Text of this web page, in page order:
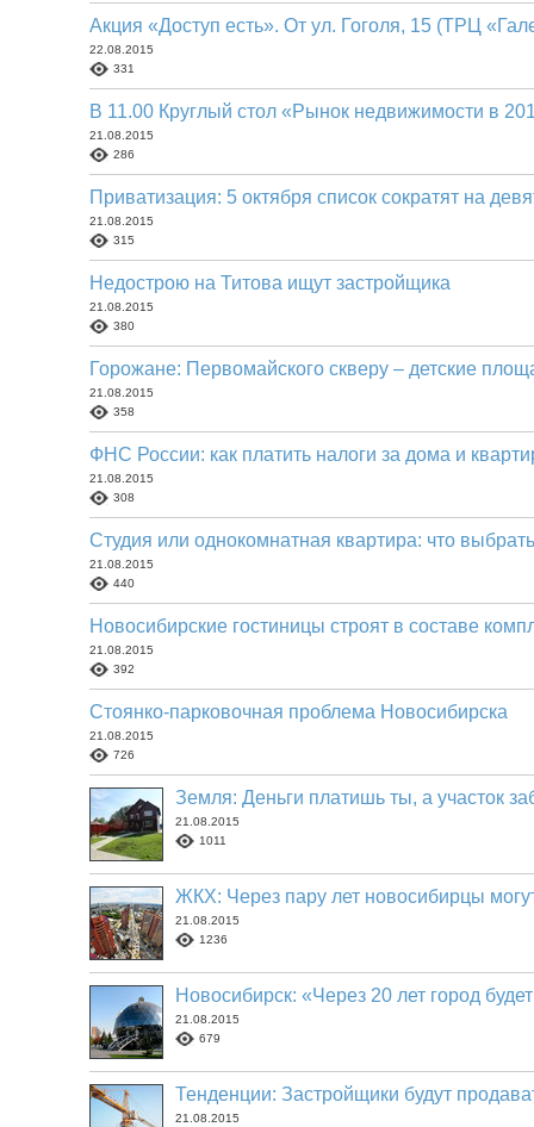
Акция «Доступ есть». От ул. Гоголя, 15 (ТРЦ
22.08.2015
331
В 11.00 Круглый стол «Рынок недвижимости в
21.08.2015
286
Приватизация: 5 октября список сократят на
21.08.2015
315
Недострою на Титова ищут застройщика
21.08.2015
380
Горожане: Первомайского скверу – детские
21.08.2015
358
ФНС России: как платить налоги за дома и
21.08.2015
308
Студия или однокомнатная квартира: что
21.08.2015
440
Новосибирские гостиницы строят в составе
21.08.2015
392
Стоянко-парковочная проблема Новосибирска
21.08.2015
726
Земля: Деньги платишь ты, а участок
21.08.2015
1011
ЖКХ: Через пару лет новосибирцы
21.08.2015
1236
Новосибирск: «Через 20 лет город
21.08.2015
679
Тенденции: Застройщики будут
21.08.2015